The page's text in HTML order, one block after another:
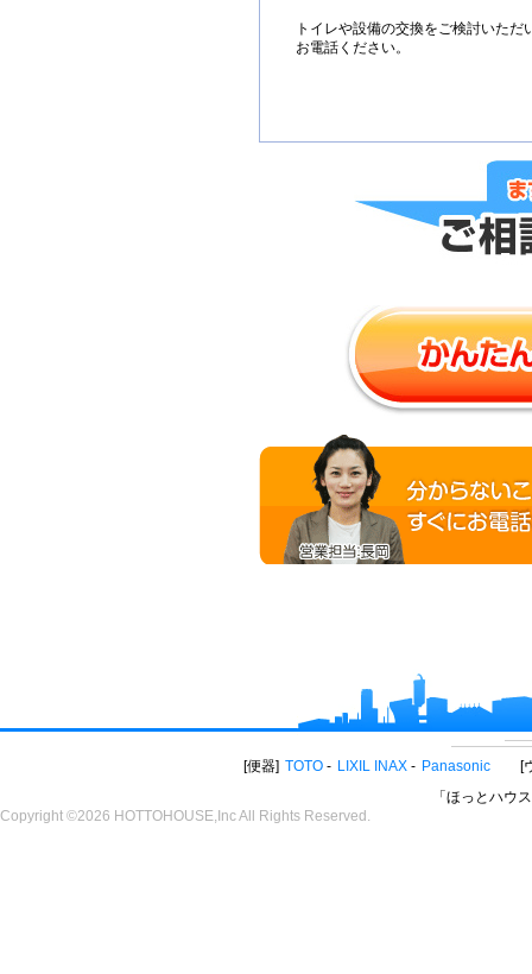
トイレや設備の交換をご検討いた
お電話ください。
便器 TOTO LIXIL INAX Panasonic
「ほっとハウ
Copyright ©2026 HOTTOHOUSE,Inc All Rights Reserved.